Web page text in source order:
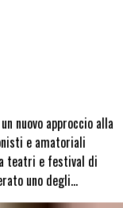
nuovo approccio alla
e amatoriali
teatri e festival di
uno degli…